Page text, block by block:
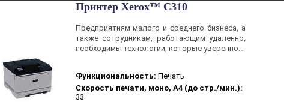
Принтер Xerox™ C310
Предприятиям малого и среднего бизнеса, а
также сотрудникам, работающим удаленно,
необходимы технологии, которые уверенно…
Функциональность: Печать
Скорость печати, моно, А4 (до стр./мин.):
33